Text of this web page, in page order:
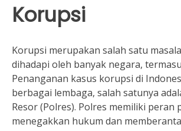
Korupsi
Korupsi merupakan salah satu
dihadapi oleh banyak negara,
Penanganan kasus korupsi di
berbagai lembaga, salah satunya
Resor (Polres). Polres memiliki peran
menegakkan hukum dan